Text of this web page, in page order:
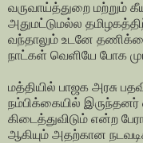
வருவாய்த்துறை மற்றும்
அதுமட்டுமல்ல
வந்தாலும் உடனே
நாட்கள் வெளியே போக
மத்தியில் பாஜக அரசு
நம்பிக்கையில் இருந்தனர்
கிடைத்துவிடும் என்ற
ஆகியும் அதற்கான